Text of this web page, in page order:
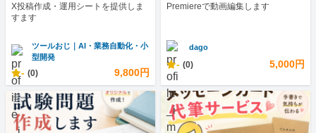
X投稿作成・運用シートを提供しま
すます
ツールおじ｜AI・業務自動化・小
型開発
- (0) 9,800円
Premiereで動画編集します
dago
- (0) 5,000円